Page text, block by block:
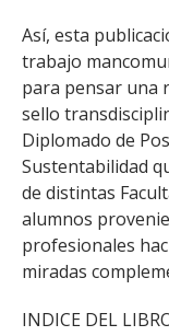
Así, esta
trabajo
para pensar una
sello
Diplomado de
Sustentabilidad
de distintas
alumnos
profesionales
miradas
INDICE DEL